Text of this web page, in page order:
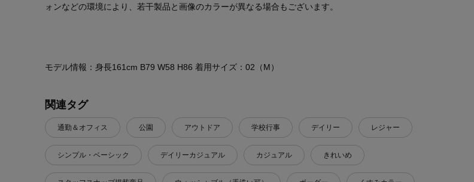
ォンなどの環境により、若干製品と画像のカラーが異なる場合もございます。
モデル情報：身長161cm B79 W58 H86 着用サイズ：02（M）
関連タグ
通勤＆オフィス 公園 アウトドア 学校行事 デイリー レジャー
シンプル・ベーシック デイリーカジュアル カジュアル きれいめ